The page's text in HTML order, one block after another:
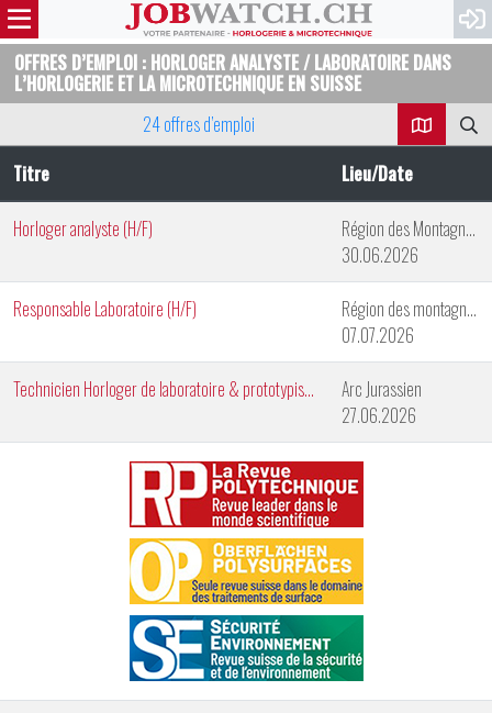
OFFRES D’EMPLOI : HORLOGER ANALYSTE / LABORATOIRE DANS
L’HORLOGERIE ET LA MICROTECHNIQUE EN SUISSE
24 offres d’emploi
Titre
Lieu/Date
Horloger analyste (H/F)
Région des Montagnes Neuchâteloises
30.06.2026
Responsable Laboratoire (H/F)
Région des montagnes neuchâteloises
07.07.2026
Technicien Horloger de laboratoire & prototypiste (H/F)
Arc Jurassien
27.06.2026